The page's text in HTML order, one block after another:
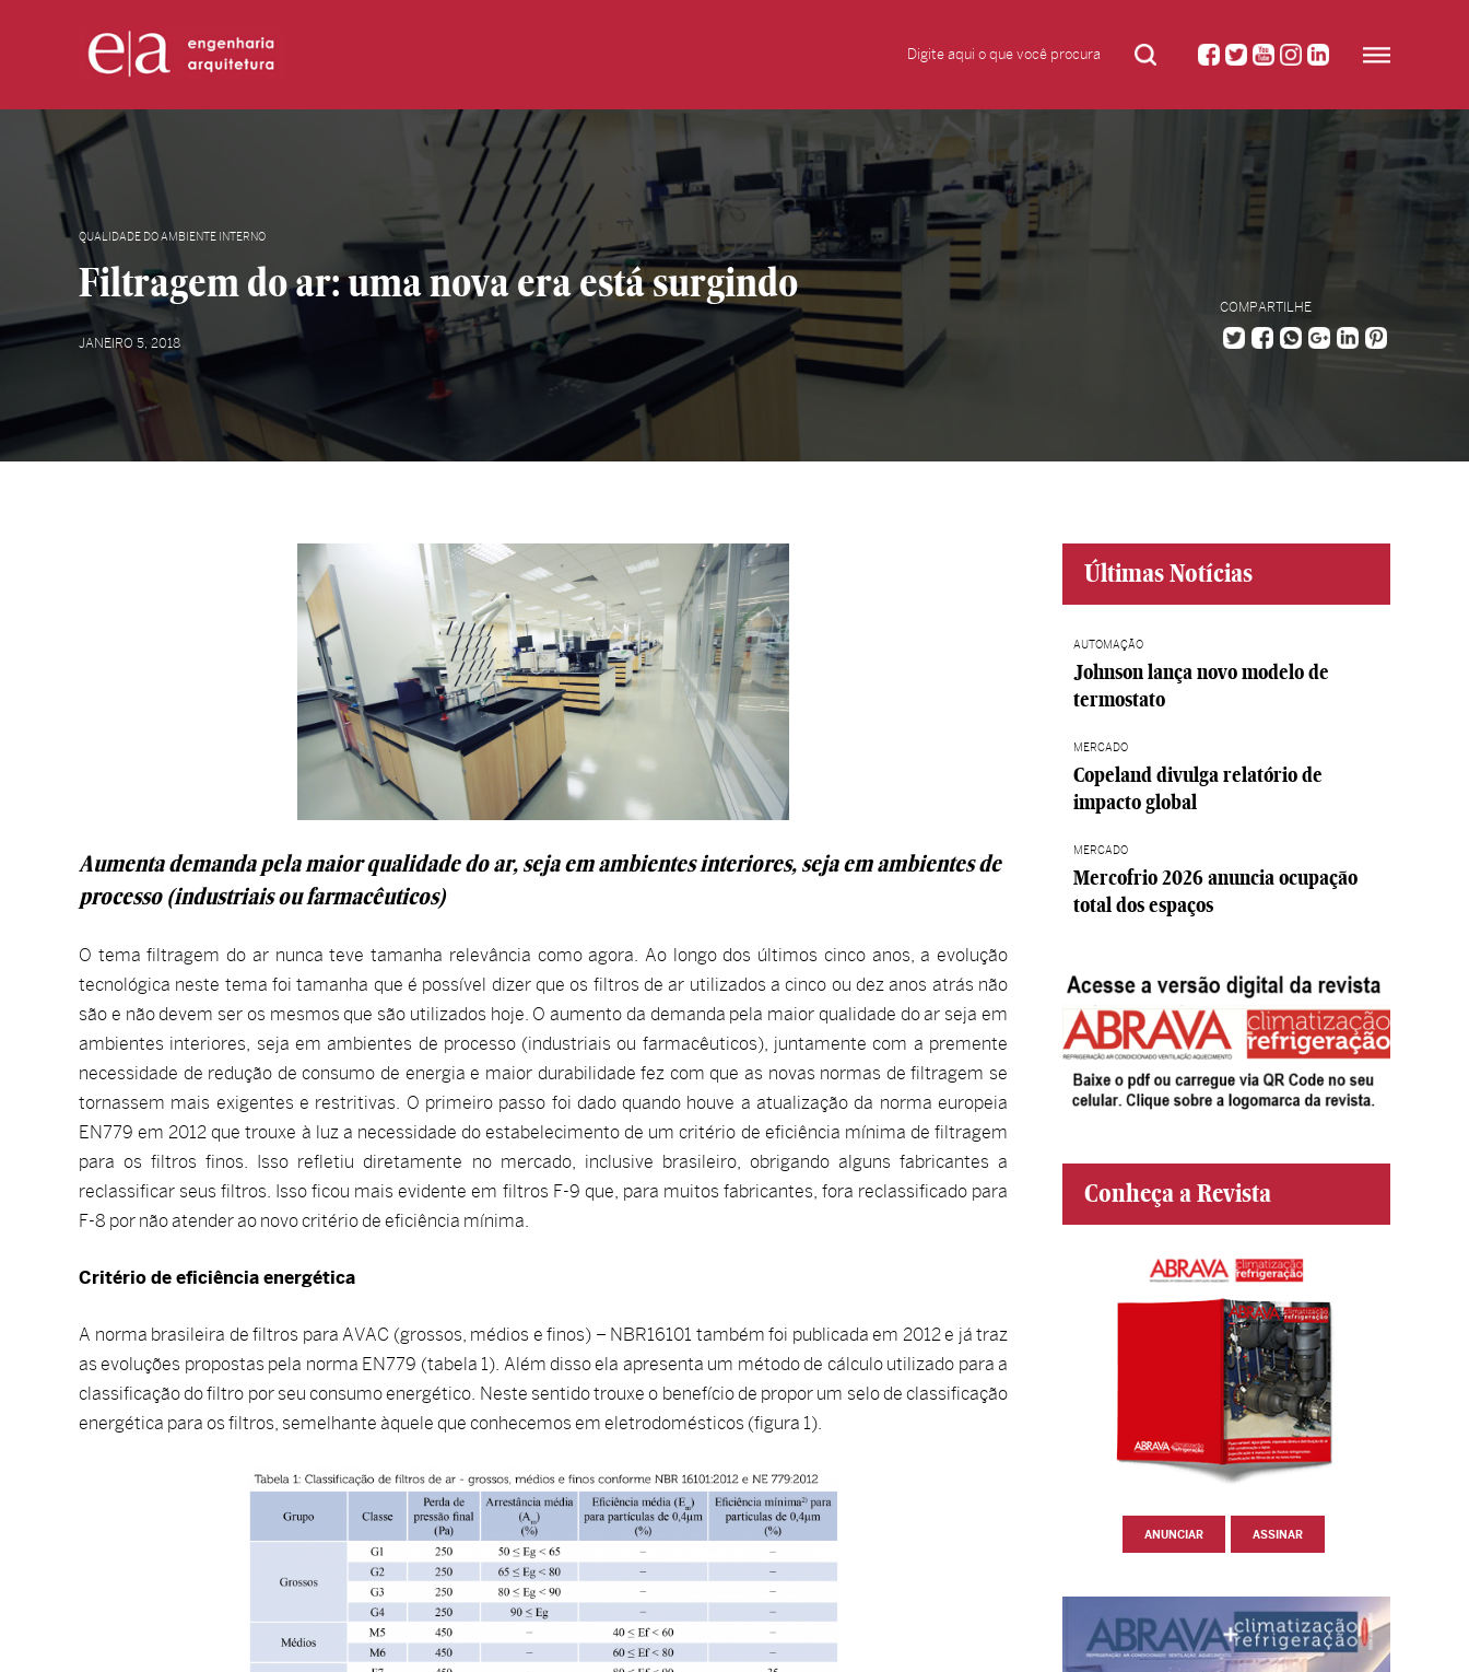
QUALIDADE DO AMBIENTE INTERNO
Filtragem do ar: uma nova era está surgindo
JANEIRO 5, 2018
COMPARTILHE
Aumenta demanda pela maior qualidade do ar, seja em ambientes interiores, seja em ambientes de
processo (industriais ou farmacêuticos)
O tema filtragem do ar nunca teve tamanha relevância como agora. Ao longo dos últimos cinco anos, a evolução
tecnológica neste tema foi tamanha que é possível dizer que os filtros de ar utilizados a cinco ou dez anos atrás não
são e não devem ser os mesmos que são utilizados hoje. O aumento da demanda pela maior qualidade do ar seja em
ambientes interiores, seja em ambientes de processo (industriais ou farmacêuticos), juntamente com a premente
necessidade de redução de consumo de energia e maior durabilidade fez com que as novas normas de filtragem se
tornassem mais exigentes e restritivas. O primeiro passo foi dado quando houve a atualização da norma europeia
EN779 em 2012 que trouxe à luz a necessidade do estabelecimento de um critério de eficiência mínima de filtragem
para os filtros finos. Isso refletiu diretamente no mercado, inclusive brasileiro, obrigando alguns fabricantes a
reclassificar seus filtros. Isso ficou mais evidente em filtros F-9 que, para muitos fabricantes, fora reclassificado para
F-8 por não atender ao novo critério de eficiência mínima.
Critério de eficiência energética
A norma brasileira de filtros para AVAC (grossos, médios e finos) – NBR16101 também foi publicada em 2012 e já traz
as evoluções propostas pela norma EN779 (tabela 1). Além disso ela apresenta um método de cálculo utilizado para a
classificação do filtro por seu consumo energético. Neste sentido trouxe o benefício de propor um selo de classificação
energética para os filtros, semelhante àquele que conhecemos em eletrodomésticos (figura 1).
Últimas Notícias
AUTOMAÇÃO
Johnson lança novo modelo de
termostato
MERCADO
Copeland divulga relatório de
impacto global
MERCADO
Mercofrio 2026 anuncia ocupação
total dos espaços
Conheça a Revista
ANUNCIAR ASSINAR